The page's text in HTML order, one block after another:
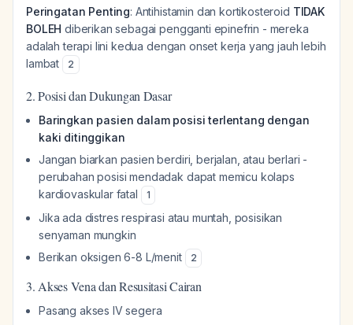
Peringatan Penting: Antihistamin dan kortikosteroid TIDAK
BOLEH diberikan sebagai pengganti epinefrin - mereka
adalah terapi lini kedua dengan onset kerja yang jauh lebih
lambat
2
2. Posisi dan Dukungan Dasar
Baringkan pasien dalam posisi terlentang dengan
kaki ditinggikan
Jangan biarkan pasien berdiri, berjalan, atau berlari -
perubahan posisi mendadak dapat memicu kolaps
kardiovaskular fatal
1
Jika ada distres respirasi atau muntah, posisikan
senyaman mungkin
Berikan oksigen 6-8 L/menit
2
3. Akses Vena dan Resusitasi Cairan
Pasang akses IV segera